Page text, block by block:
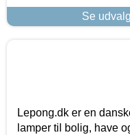
Se
Lepong.dk er en
lamper til bolig, have